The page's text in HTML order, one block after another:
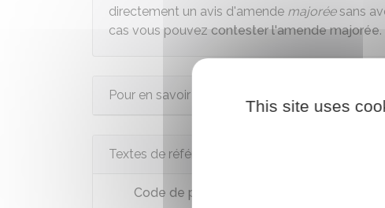
directement un avis d'amende majoréesans
cas vous pouvezcontester l'amende majorée.
Pour en savoir plus
Textes de référence
Code de procédure pénale : articles 1 à 10
This site uses